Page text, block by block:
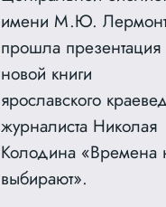
имени М.Ю.
прошла презентация
новой книги
ярославского
журналиста Николая
Колодина «Времена
выбирают».